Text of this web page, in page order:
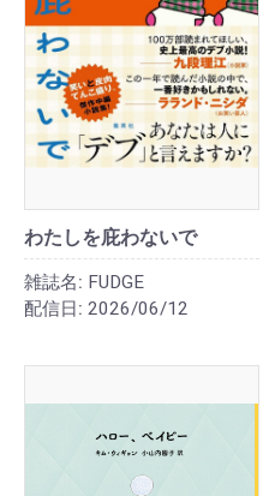
わたしを庇わないで
雑誌名: FUDGE
配信日: 2026/06/12